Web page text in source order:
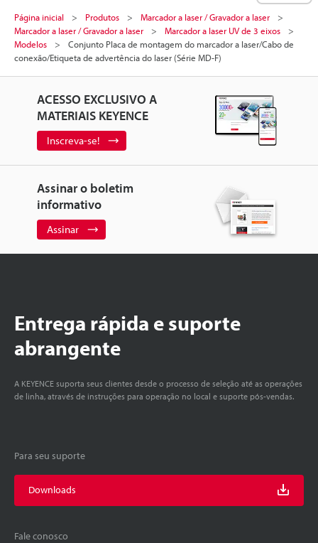
Página inicial Produtos
Marcador a laser / Gravador a laser
Marcador a laser / Gravador a laser
Marcador a laser UV de 3 eixos
Modelos
Conjunto Placa de montagem do marcador a laser/Cabo de
conexão/Etiqueta de advertência do laser (Série MD-F)
ACESSO EXCLUSIVO A
MATERIAIS KEYENCE
Inscreva-se!
Assinar o boletim
informativo
Assinar
Entrega rápida e suporte
abrangente
A KEYENCE suporta seus clientes desde o processo de seleção até as operações
de linha, através de instruções para operação no local e suporte pós-vendas.
Para seu suporte
Downloads
Fale conosco